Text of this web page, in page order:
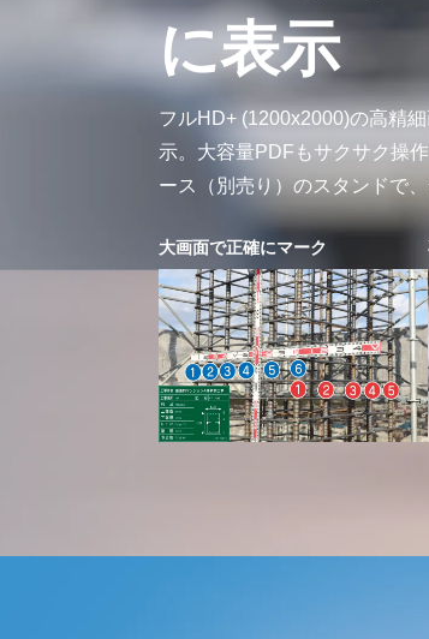
に表示
フルHD+ (1200x2000)の高精
示。大容量PDFもサクサク操
ース（別売り）のスタンドで
大画面で正確にマーク